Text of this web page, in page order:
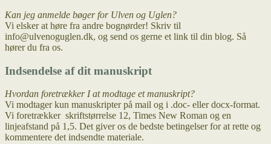
Kan jeg anmelde bøger for Ulven og Uglen?
Vi elsker at høre fra andre bognørder! Skriv til
info@ulvenoguglen.dk, og send os gerne et link til din blog. Så
hører du fra os.
Indsendelse af dit manuskript
Hvordan foretrækker I at modtage et manuskript?
Vi modtager kun manuskripter på mail og i .doc- eller docx-format.
Vi foretrækker skriftstørrelse 12, Times New Roman og en
linjeafstand på 1,5. Det giver os de bedste betingelser for at rette og
kommentere det indsendte materiale.